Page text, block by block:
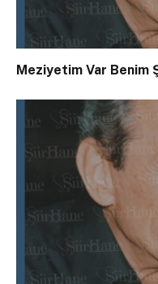
Meziyetim Var Benim